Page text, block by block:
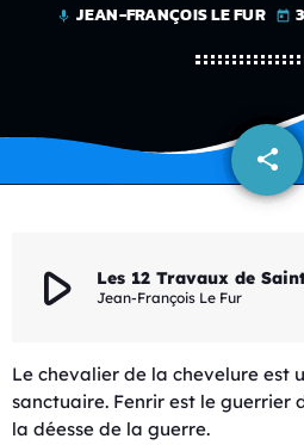
mic JEAN-FRANÇOIS LE FUR today
share
email
play_arrow Jean-François Le Fur
Le chevalier de la chevelure est
sanctuaire. Fenrir est le guerrier
la déesse de la guerre.